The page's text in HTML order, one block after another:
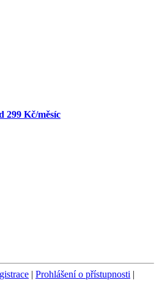
299 Kč/měsíc
| Prohlášení o přístupnosti |